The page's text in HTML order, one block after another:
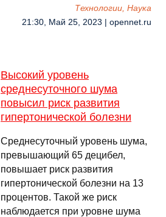
Технологии, Наука
21:30, Май 25, 2023 | opennet.ru
Высокий уровень
среднесуточного шума
повысил риск развития
гипертонической болезни
Среднесуточный уровень шума,
превышающий 65 децибел,
повышает риск развития
гипертонической болезни на 13
процентов. Такой же риск
наблюдается при уровне шума